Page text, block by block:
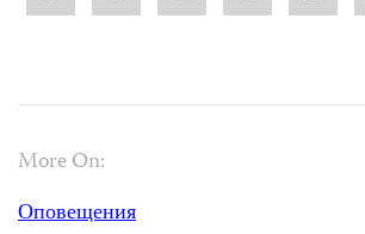
More On:
Оповещения